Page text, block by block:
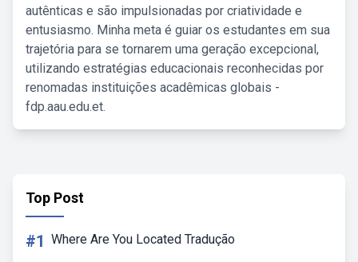
autênticas e são impulsionadas por criatividade e
entusiasmo. Minha meta é guiar os estudantes em sua
trajetória para se tornarem uma geração excepcional,
utilizando estratégias educacionais reconhecidas por
renomadas instituições acadêmicas globais -
fdp.aau.edu.et.
Top Post
#1 Where Are You Located Tradução